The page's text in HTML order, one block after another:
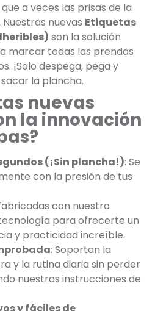
a veces las prisas de la
nuevas Etiquetas
son la solución
marcar todas las prendas
¡Solo despega, pega y
la plancha.
nuevas
la innovación
(¡Sin plancha!): Se
con la presión de tus
con nuestro
para ofrecerte un
y practicidad increíble.
: Soportan la
y la rutina diaria sin perder
nuestras instrucciones de